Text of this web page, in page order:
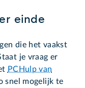
einde
die het vaakst
je vraag er
PCHulp van
snel mogelijk te